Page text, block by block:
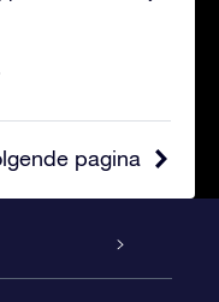
pagina